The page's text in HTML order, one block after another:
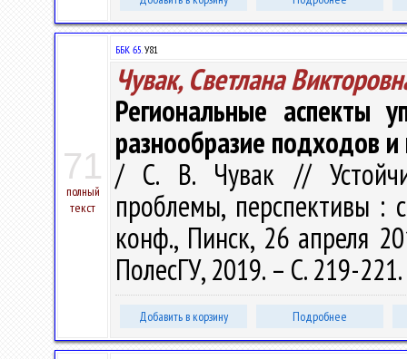
71
полный
текст
ББК 65.У81
Чувак, Светлана
Региональные аспекты
разнообразие подходов и
/ С. В. Чувак //
проблемы, перспективы :
конф., Пинск, 26 апреля
ПолесГУ, 2019. – С. 219-221.
Добавить в корзину Подробнее